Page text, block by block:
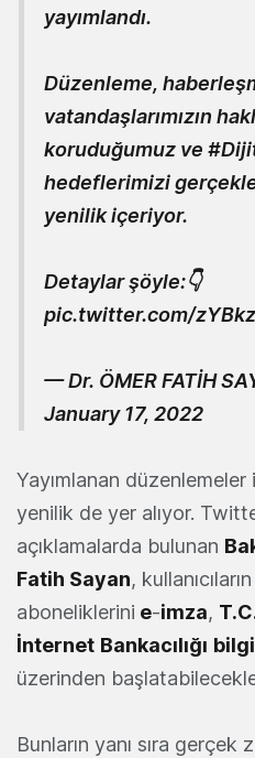
yayımlandı.
Düzenleme,
vatandaşlarımızın
koruduğumuz ve
hedeflerimizi
yenilik içeriyor.
Detaylar şöyle:👇
pic.twitter.com/
— Dr. ÖMER FATİH
January 17, 2022
Yayımlanan
yenilik de yer alıyor.
açıklamalarda bulunan
Fatih Sayan,
aboneliklerini e-imza,
İnternet Bankacılığı
üzerinden
Bunların yanı sıra